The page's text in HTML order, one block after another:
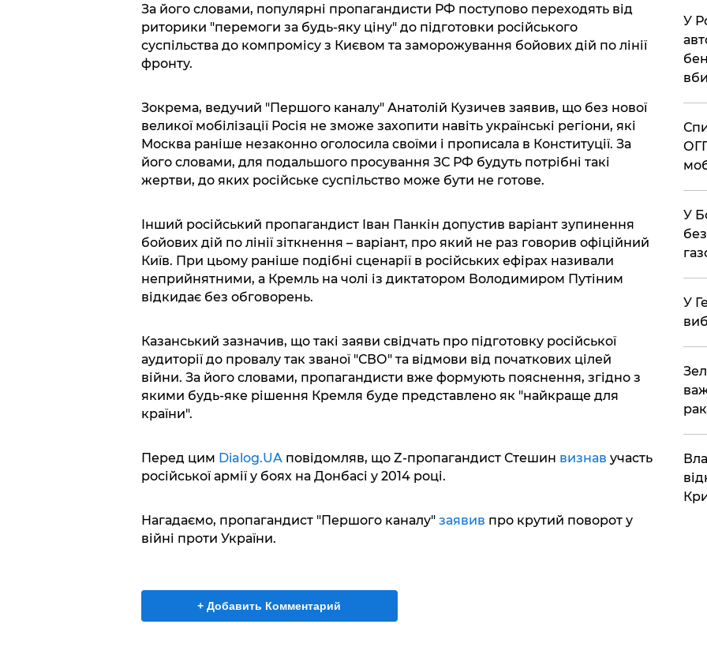
За його словами, популярні пропагандисти РФ поступово переходять від
риторики "перемоги за будь-яку ціну" до підготовки російського
суспільства до компромісу з Києвом та заморожування бойових дій по лінії
фронту.
Зокрема, ведучий "Першого каналу" Анатолій Кузичев заявив, що без нової
великої мобілізації Росія не зможе захопити навіть українські регіони, які
Москва раніше незаконно оголосила своїми і прописала в Конституції. За
його словами, для подальшого просування ЗС РФ будуть потрібні такі
жертви, до яких російське суспільство може бути не готове.
Інший російський пропагандист Іван Панкін допустив варіант зупинення
бойових дій по лінії зіткнення – варіант, про який не раз говорив офіційний
Київ. При цьому раніше подібні сценарії в російських ефірах називали
неприйнятними, а Кремль на чолі із диктатором Володимиром Путіним
відкидає без обговорень.
Казанський зазначив, що такі заяви свідчать про підготовку російської
аудиторії до провалу так званої "СВО" та відмови від початкових цілей
війни. За його словами, пропагандисти вже формують пояснення, згідно з
якими будь-яке рішення Кремля буде представлено як "найкраще для
країни".
Перед цим Dialog.UAповідомляв, що Z-пропагандист Стешин визнав участь
російської армії у боях на Донбасі у 2014 році.
Нагадаємо, пропагандист "Першого каналу" заявив про крутий поворот у
війні проти України.
+ Добавить Комментарий
У
У
У